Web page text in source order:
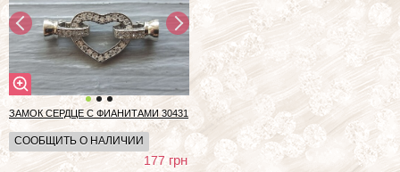
ЗАМОК СЕРДЦЕ С ФИАНИТАМИ30431
СООБЩИТЬ О НАЛИЧИИ
177 грн